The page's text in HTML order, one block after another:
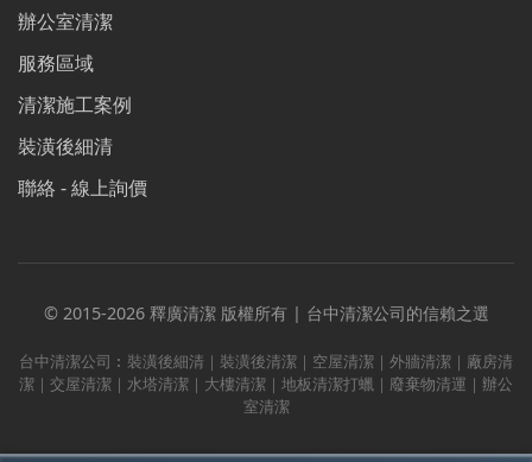
辦公室清潔
服務區域
清潔施工案例
裝潢後細清
聯絡 - 線上詢價
© 2015-2026 釋廣清潔 版權所有 | 台中清潔公司的信賴之選
台中清潔公司︰裝潢後細清｜裝潢後清潔｜空屋清潔｜外牆清潔｜廠房清
潔｜交屋清潔｜水塔清潔｜大樓清潔｜地板清潔打蠟｜廢棄物清運｜辦公
室清潔